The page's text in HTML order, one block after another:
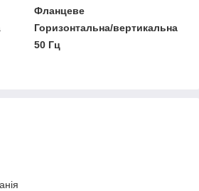
Фланцеве
Горизонтальна/вертикальна
50 Гц